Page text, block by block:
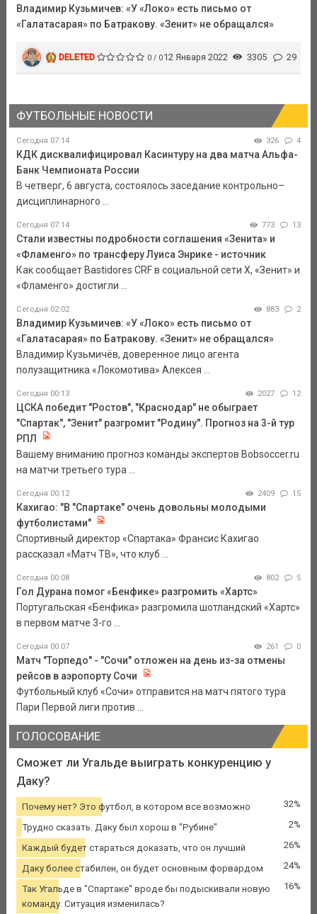
Владимир Кузьмичев: «У «Локо» есть письмо от
«Галатасарая» по Батракову. «Зенит» не обращался»
DELETED 0 / 012 Января 2022 3305 29
ФУТБОЛЬНЫЕ НОВОСТИ
Сегодня 07:14 326 4
КДК дисквалифицировал Касинтуру на два матча Альфа-
Банк Чемпионата России
В четверг, 6 августа, состоялось заседание контрольно–
дисциплинарного ...
Сегодня 07:14 773 13
Стали известны подробности соглашения «Зенита» и
«Фламенго» по трансферу Луиса Энрике - источник
Как сообщает Bastidores CRF в социальной сети Х, «Зенит» и
«Фламенго» достигли ...
Сегодня 02:02 883 2
Владимир Кузьмичев: «У «Локо» есть письмо от
«Галатасарая» по Батракову. «Зенит» не обращался»
Владимир Кузьмичёв, доверенное лицо агента
полузащитника «Локомотива» Алексея ...
Сегодня 00:13 2027 12
ЦСКА победит "Ростов", "Краснодар" не обыграет
"Спартак", "Зенит" разгромит "Родину". Прогноз на 3-й тур
РПЛ
Вашему вниманию прогноз команды экспертов Bobsoccer.ru
на матчи третьего тура ...
Сегодня 00:12 2409 15
Кахигао: "В "Спартаке" очень довольны молодыми
футболистами"
Спортивный директор «Спартака» Франсис Кахигао
рассказал «Матч ТВ», что клуб ...
Сегодня 00:08 802 5
Гол Дурана помог «Бенфике» разгромить «Хартс»
Португальская «Бенфика» разгромила шотландский «Хартс»
в первом матче 3-го ...
Сегодня 00:07 261 0
Матч "Торпедо" - "Сочи" отложен на день из-за отмены
рейсов в аэропорту Сочи
Футбольный клуб «Сочи» отправится на матч пятого тура
Пари Первой лиги против ...
ГОЛОСОВАНИЕ
Сможет ли Угальде выиграть конкуренцию у
Даку?
Почему нет? Это футбол, в котором все возможно 32%
Трудно сказать. Даку был хорош в "Рубине" 2%
Каждый будет стараться доказать, что он лучший 26%
Даку более стабилен, он будет основным форвардом 24%
Так Угальде в "Спартаке" вроде бы подыскивали новую
команду. Ситуация изменилась?
16%